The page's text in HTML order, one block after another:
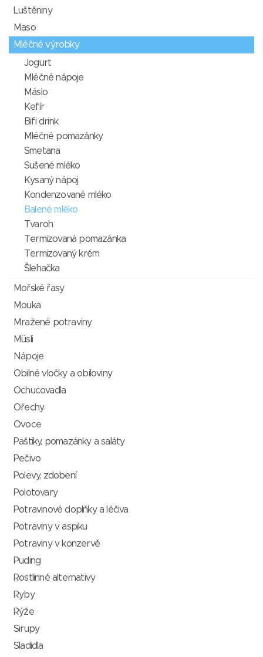
Luštěniny
Maso
Mléčné výrobky
Jogurt
Mléčné nápoje
Máslo
Kefír
Bifi drink
Mléčné pomazánky
Smetana
Sušené mléko
Kysaný nápoj
Kondenzované mléko
Balené mléko
Tvaroh
Termizovaná pomazánka
Termizovaný krém
Šlehačka
Mořské řasy
Mouka
Mražené potraviny
Müsli
Nápoje
Obilné vločky a obiloviny
Ochucovadla
Ořechy
Ovoce
Paštiky, pomazánky a saláty
Pečivo
Polevy, zdobení
Polotovary
Potravinové doplňky a léčiva
Potraviny v aspiku
Potraviny v konzervě
Puding
Rostlinné alternativy
Ryby
Rýže
Sirupy
Sladidla